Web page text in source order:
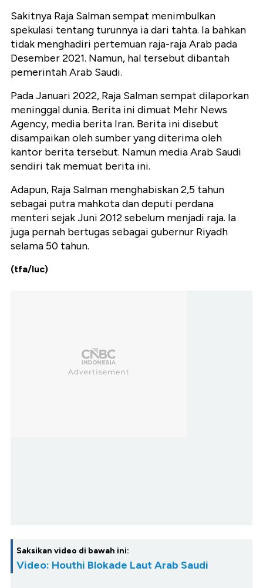
Sakitnya Raja Salman sempat menimbulkan
spekulasi tentang turunnya ia dari tahta. Ia bahkan
tidak menghadiri pertemuan raja-raja Arab pada
Desember 2021. Namun, hal tersebut dibantah
pemerintah Arab Saudi.
Pada Januari 2022, Raja Salman sempat dilaporkan
meninggal dunia. Berita ini dimuat Mehr News
Agency, media berita Iran. Berita ini disebut
disampaikan oleh sumber yang diterima oleh
kantor berita tersebut. Namun media Arab Saudi
sendiri tak memuat berita ini.
Adapun, Raja Salman menghabiskan 2,5 tahun
sebagai putra mahkota dan deputi perdana
menteri sejak Juni 2012 sebelum menjadi raja. Ia
juga pernah bertugas sebagai gubernur Riyadh
selama 50 tahun.
(tfa/luc)
Saksikan video di bawah ini:
Video: Houthi Blokade Laut Arab Saudi